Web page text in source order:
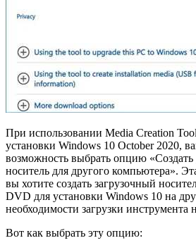
При использовании Media Creation
установки Windows 10 October 2020,
возможность выбрать опцию
носитель для другого компьютера».
вы хотите создать загрузочный
DVD для установки Windows 10 на
необходимости загрузки инструмента
Вот как выбрать эту опцию: